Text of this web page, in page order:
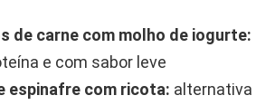
de carne com molho de iogurte:
e com sabor leve
espinafre com ricota: alternativa